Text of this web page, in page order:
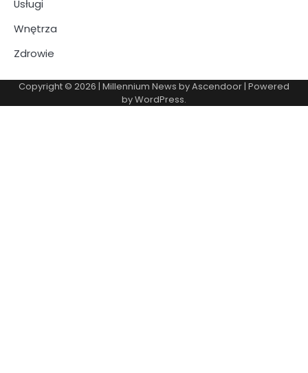
Usługi
Wnętrza
Zdrowie
Copyright © 2026 | Millennium News byAscendoor | Powered
byWordPress.